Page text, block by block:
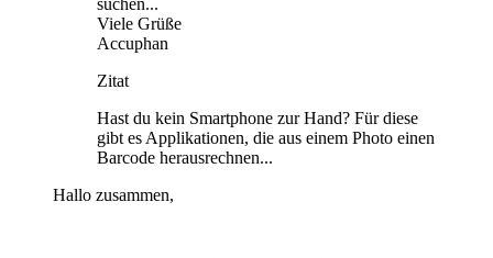
Viele Grüße
Accuphan
Zitat
Hast du kein Smartphone zur Hand? Für diese
gibt es Applikationen, die aus einem Photo einen
Barcode herausrechnen...
Hallo zusammen,